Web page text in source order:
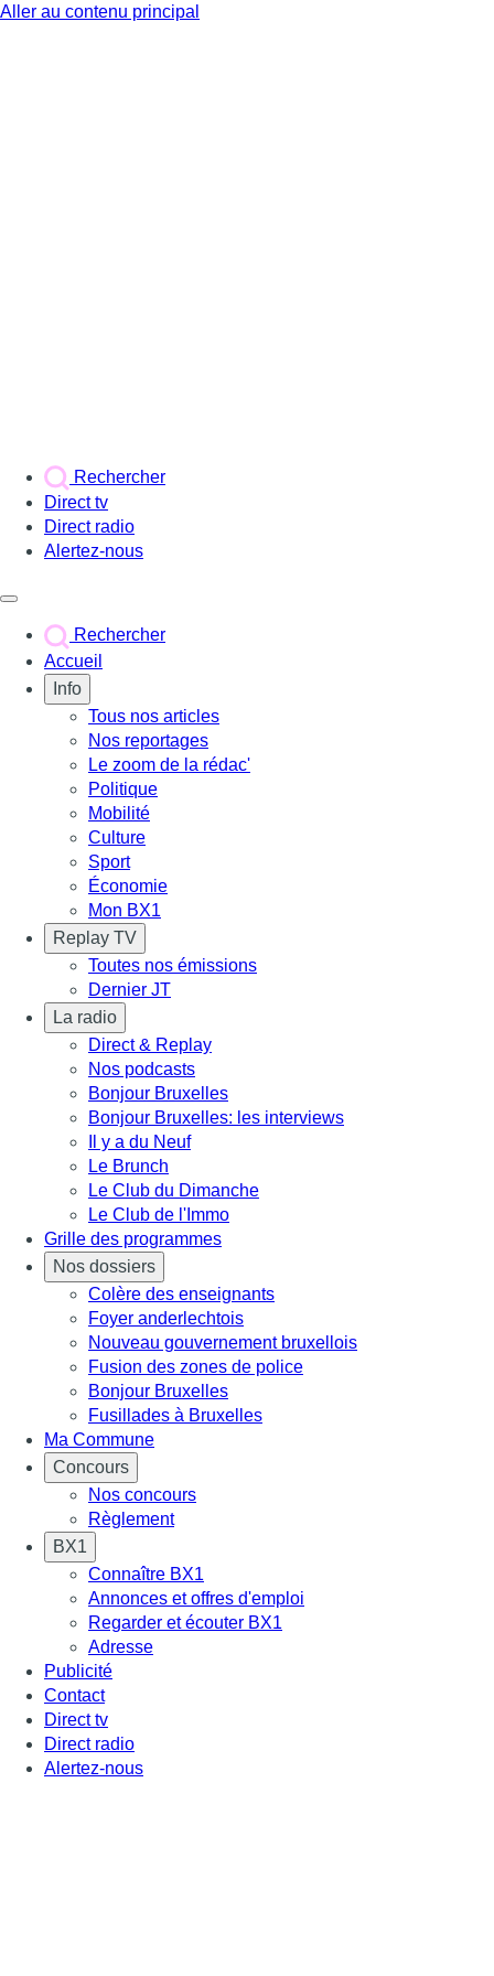
Aller au contenu principal
Rechercher
Direct tv
Direct radio
Alertez-nous
Rechercher
Accueil
Info
Tous nos articles
Nos reportages
Le zoom de la rédac'
Politique
Mobilité
Culture
Sport
Économie
Mon BX1
Replay TV
Toutes nos émissions
Dernier JT
La radio
Direct & Replay
Nos podcasts
Bonjour Bruxelles
Bonjour Bruxelles: les interviews
Il y a du Neuf
Le Brunch
Le Club du Dimanche
Le Club de l'Immo
Grille des programmes
Nos dossiers
Colère des enseignants
Foyer anderlechtois
Nouveau gouvernement bruxellois
Fusion des zones de police
Bonjour Bruxelles
Fusillades à Bruxelles
Ma Commune
Concours
Nos concours
Règlement
BX1
Connaître BX1
Annonces et offres d'emploi
Regarder et écouter BX1
Adresse
Publicité
Contact
Direct tv
Direct radio
Alertez-nous